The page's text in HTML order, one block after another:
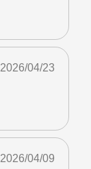
2026/04/23
2026/04/09